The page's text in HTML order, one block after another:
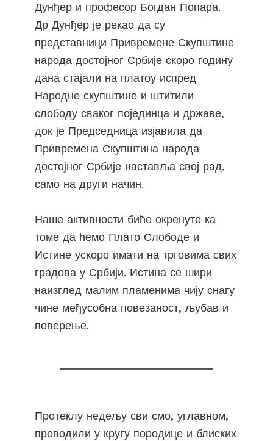
Дунђер и професор Богдан Попара.
Др Дунђер је рекао да су
представници Привремене Скупштине
народа достојног Србије скоро годину
дана стајали на платоу испред
Народне скупштине и штитили
слободу сваког појединца и државе,
док је Председница изјавила да
Привремена Скупштина народа
достојног Србије наставља свој рад,
само на други начин.
Наше активности биће окренуте ка
томе да ћемо Плато Слободе и
Истине ускоро имати на трговима свих
градова у Србији. Истина се шири
наизглед малим пламенима чију снагу
чине међусобна повезаност, љубав и
поверење.
Протеклу недељу сви смо, углавном,
проводили у кругу породице и блиских